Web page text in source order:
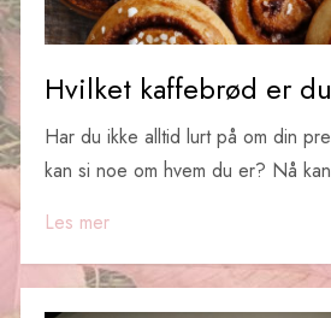
Hvilket kaffebrød er
Har du ikke alltid lurt på om din
kan si noe om hvem du er? Nå
Les mer